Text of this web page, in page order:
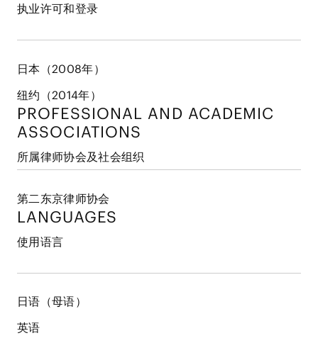
执业许可和登录
日本（2008年）
纽约（2014年）
PROFESSIONAL AND ACADEMIC
ASSOCIATIONS
所属律师协会及社会组织
第二东京律师协会
LANGUAGES
使用语言
日语（母语）
英语